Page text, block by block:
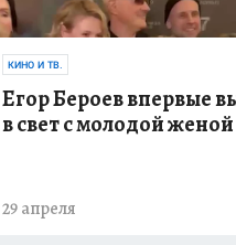
КИНО И ТВ.
Егор Бероев впервые
в свет с молодой женой
29 апреля